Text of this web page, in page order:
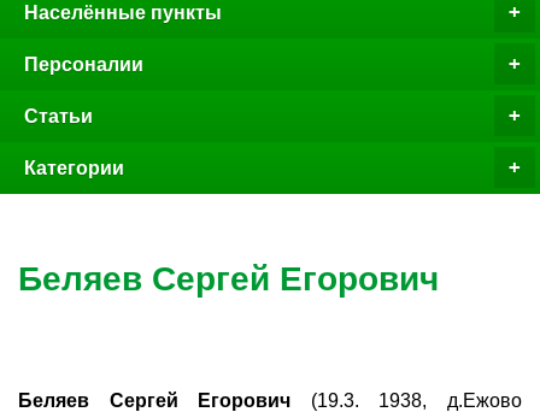
Населённые пункты
Персоналии
Статьи
Категории
Беляев Сергей Егорович
Беляев Сергей Егорович (19.3. 1938, д.Ежово